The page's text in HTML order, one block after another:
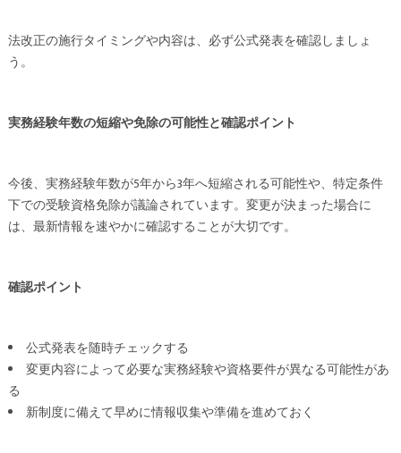
法改正の施行タイミングや内容は、必ず公式発表を確認しましょ
う。
実務経験年数の短縮や免除の可能性と確認ポイント
今後、実務経験年数が5年から3年へ短縮される可能性や、特定条件
下での受験資格免除が議論されています。変更が決まった場合に
は、最新情報を速やかに確認することが大切です。
確認ポイント
公式発表を随時チェックする
変更内容によって必要な実務経験や資格要件が異なる可能性があ
る
新制度に備えて早めに情報収集や準備を進めておく